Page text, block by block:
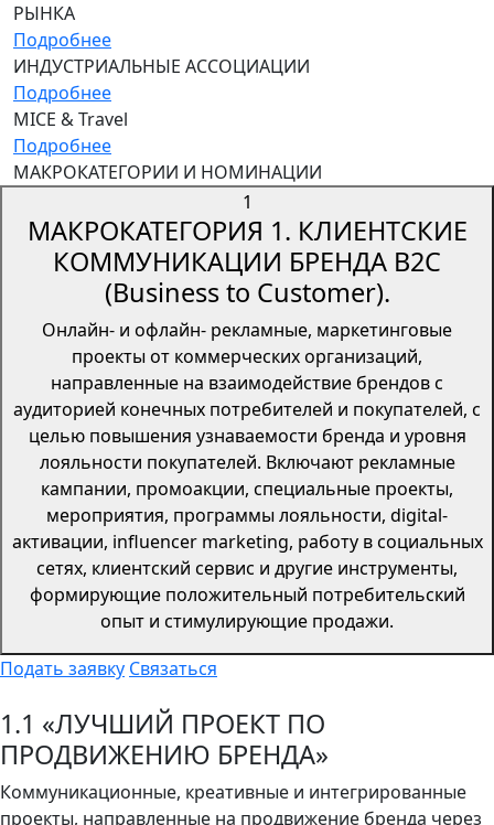
РЫНКА
Подробнее
ИНДУСТРИАЛЬНЫЕ АССОЦИАЦИИ
Подробнее
MICE & Travel
Подробнее
МАКРОКАТЕГОРИИ И НОМИНАЦИИ
1
МАКРОКАТЕГОРИЯ 1. КЛИЕНТСКИЕ
КОММУНИКАЦИИ БРЕНДА B2C
(Business to Customer).
Онлайн- и офлайн- рекламные, маркетинговые
проекты от коммерческих организаций,
направленные на взаимодействие брендов c
аудиторией конечных потребителей и покупателей, с
целью повышения узнаваемости бренда и уровня
лояльности покупателей. Включают рекламные
кампании, промоакции, специальные проекты,
мероприятия, программы лояльности, digital-
активации, influencer marketing, работу в социальных
сетях, клиентский сервис и другие инструменты,
формирующие положительный потребительский
опыт и стимулирующие продажи.
Подать заявку Связаться
1.1 «ЛУЧШИЙ ПРОЕКТ ПО
ПРОДВИЖЕНИЮ БРЕНДА»
Коммуникационные, креативные и интегрированные
проекты, направленные на продвижение бренда через